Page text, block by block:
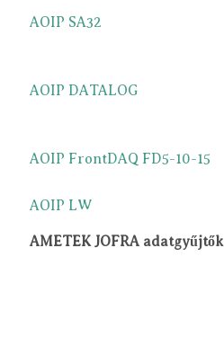
AOIP SA32
AOIP DATALOG
AOIP FrontDAQ FD5-10-15
AOIP LW
AMETEK JOFRA adatgyűjtők